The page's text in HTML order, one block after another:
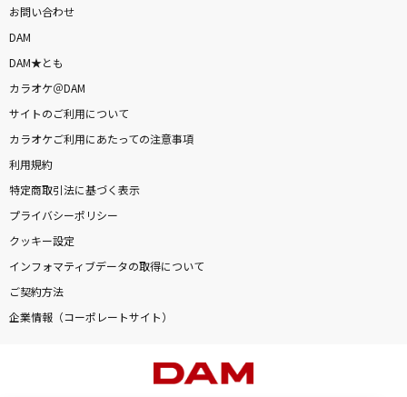
お問い合わせ
DAM
DAM★とも
カラオケ＠DAM
サイトのご利用について
カラオケご利用にあたっての注意事項
利用規約
特定商取引法に基づく表示
プライバシーポリシー
クッキー設定
インフォマティブデータの取得について
ご契約方法
企業情報（コーポレートサイト）